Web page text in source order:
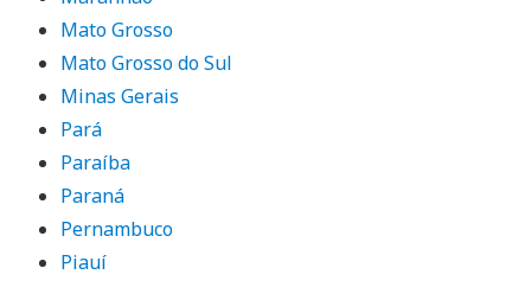
Mato Grosso
Mato Grosso do Sul
Minas Gerais
Pará
Paraíba
Paraná
Pernambuco
Piauí